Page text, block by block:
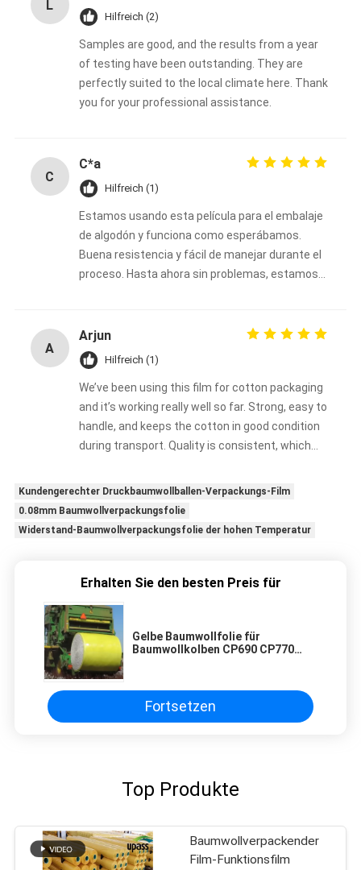
L
Hilfreich (2)
Samples are good, and the results from a year
of testing have been outstanding. They are
perfectly suited to the local climate here. Thank
you for your professional assistance.
C
C*a
Hilfreich (1)
Estamos usando esta película para el embalaje
de algodón y funciona como esperábamos.
Buena resistencia y fácil de manejar durante el
proceso. Hasta ahora sin problemas, estamos
A
Arjun
Hilfreich (1)
We’ve been using this film for cotton packaging
and it’s working really well so far. Strong, easy to
handle, and keeps the cotton in good condition
during transport. Quality is consistent, which
Kundengerechter Druckbaumwollballen-Verpackungs-Film
0.08mm Baumwollverpackungsfolie
Widerstand-Baumwollverpackungsfolie der hohen Temperatur
Erhalten Sie den besten Preis für
Gelbe Baumwollfolie für
Baumwollkolben CP690 CP770
Fortsetzen
Top Produkte
Baumwollverpackender
Film-Funktionsfilm